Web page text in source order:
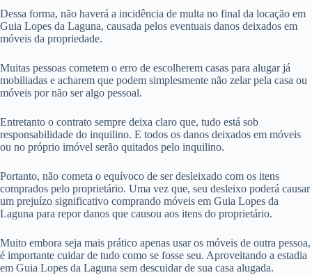
Dessa forma, não haverá a incidência de multa no final da locação em
Guia Lopes da Laguna, causada pelos eventuais danos deixados em
móveis da propriedade.
Muitas pessoas cometem o erro de escolherem casas para alugar já
mobiliadas e acharem que podem simplesmente não zelar pela casa ou
móveis por não ser algo pessoal.
Entretanto o contrato sempre deixa claro que, tudo está sob
responsabilidade do inquilino. E todos os danos deixados em móveis
ou no próprio imóvel serão quitados pelo inquilino.
Portanto, não cometa o equívoco de ser desleixado com os itens
comprados pelo proprietário. Uma vez que, seu desleixo poderá causar
um prejuízo significativo comprando móveis em Guia Lopes da
Laguna para repor danos que causou aos itens do proprietário.
Muito embora seja mais prático apenas usar os móveis de outra pessoa,
é importante cuidar de tudo como se fosse seu. Aproveitando a estadia
em Guia Lopes da Laguna sem descuidar de sua casa alugada.